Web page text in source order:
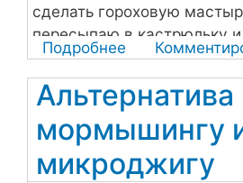
сделать гороховую
пересыпаю в кастрюльку
так, чтобы жидкость
уровня гороха.
Подробнее
мастырка
Альтернатива
мормышингу
микроджигу